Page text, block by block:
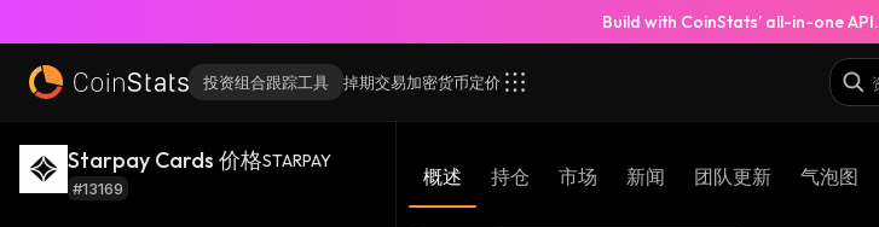
Build with CoinStats’ all-in-one API.
投资组合跟踪工具 掉期交易加密货币定价
Starpay Cards 价格STARPAY
#13169 概述 持仓 市场 新闻 团队更新 气泡图